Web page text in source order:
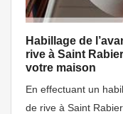
Habillage de
rive à Saint
votre maison
En effectuant un
de rive à Saint